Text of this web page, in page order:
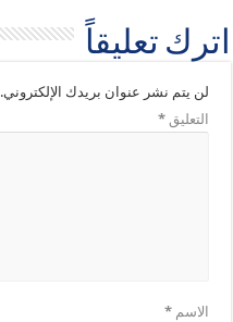
اترك تعليقاً
لن يتم نشر عنوان بريدك الإلكتروني.
التعليق*
الاسم*